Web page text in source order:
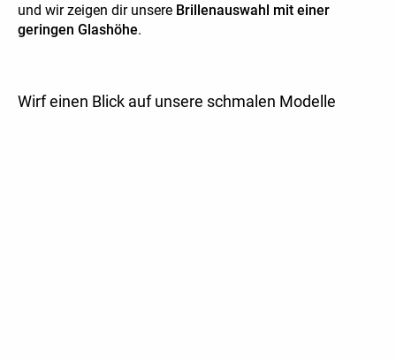
und wir zeigen dir unsere Brillenauswahl mit einer
geringen Glashöhe.
Wirf einen Blick auf unsere schmalen Modelle